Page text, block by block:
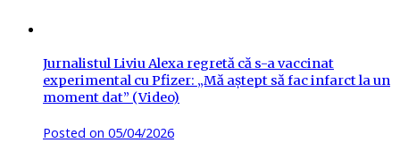
Jurnalistul Liviu Alexa regretă că s-a vaccinat
experimental cu Pfizer: „Mă aștept să fac infarct la un
moment dat” (Video)
Posted on 05/04/2026